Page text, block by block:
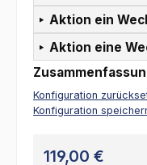
Aktion ein
Aktion eine
Konfiguration
Konfiguration
119,00 €